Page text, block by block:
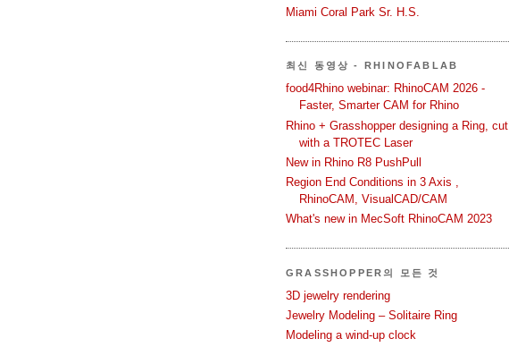
Miami Coral Park Sr. H.S.
최신 동영상 - RHINOFABLAB
food4Rhino webinar: RhinoCAM 2026 -
Faster, Smarter CAM for Rhino
Rhino + Grasshopper designing a Ring, cut
with a TROTEC Laser
New in Rhino R8 PushPull
Region End Conditions in 3 Axis ,
RhinoCAM, VisualCAD/CAM
What's new in MecSoft RhinoCAM 2023
GRASSHOPPER의 모든 것
3D jewelry rendering
Jewelry Modeling – Solitaire Ring
Modeling a wind-up clock